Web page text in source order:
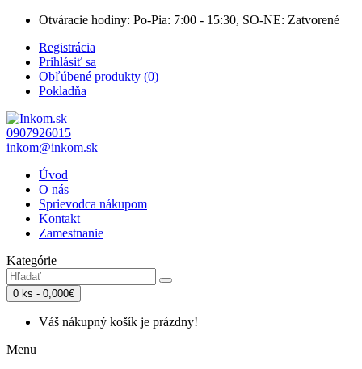
Otváracie hodiny: Po-Pia: 7:00 - 15:30, SO-NE: Zatvorené
Registrácia
Prihlásiť sa
Obľúbené produkty (0)
Pokladňa
0907926015
inkom@inkom.sk
Úvod
O nás
Sprievodca nákupom
Kontakt
Zamestnanie
Kategórie
0 ks - 0,000€
Váš nákupný košík je prázdny!
Menu